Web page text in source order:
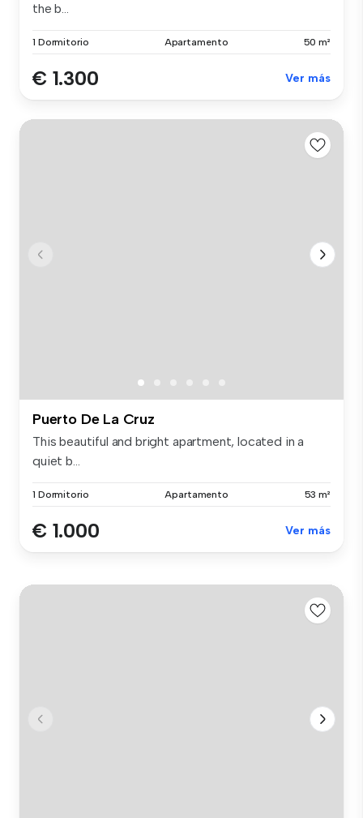
the b...
1 Dormitorio Apartamento 50 m²
€ 1.300 Ver más
Puerto De La Cruz
This beautiful and bright apartment, located in a
quiet b...
1 Dormitorio Apartamento 53 m²
€ 1.000 Ver más